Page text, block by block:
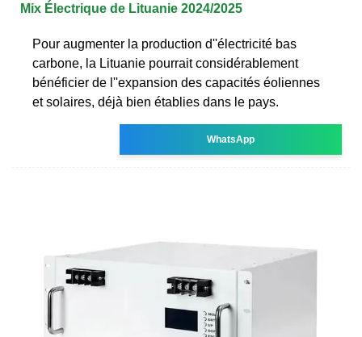
Mix Électrique de Lituanie 2024/2025
Pour augmenter la production d''électricité bas
carbone, la Lituanie pourrait considérablement
bénéficier de l''expansion des capacités éoliennes
et solaires, déjà bien établies dans le pays.
WhatsApp